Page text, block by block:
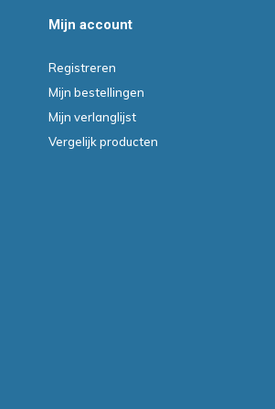
Mijn account
Registreren
Mijn bestellingen
Mijn verlanglijst
Vergelijk producten